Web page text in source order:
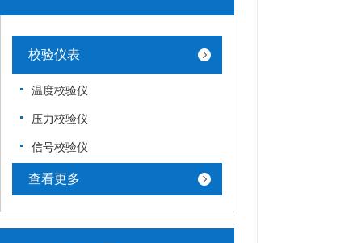
校验仪表
温度校验仪
压力校验仪
信号校验仪
查看更多